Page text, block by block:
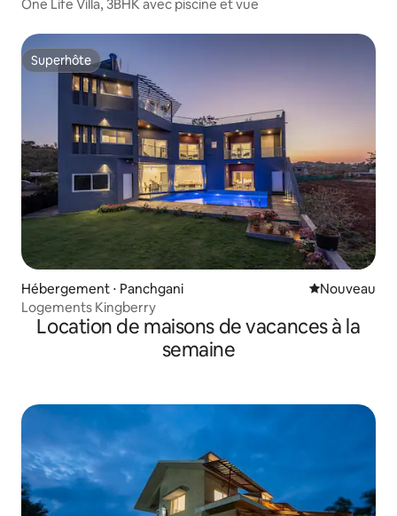
One Life Villa, 3BHK avec piscine et vue
Superhôte
Superhôte
Hébergement ⋅ Panchgani Nouvel
Nouveau
Logements Kingberry
Location de maisons de vacances à la
semaine